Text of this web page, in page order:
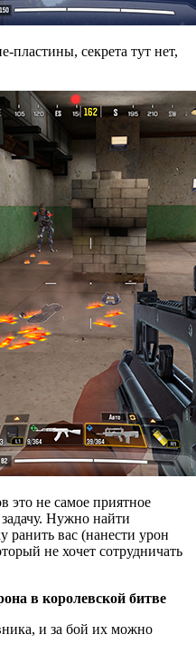
пластины, секрета тут нет,
это не самое приятное
Нужно найти
ранить вас (нанести урон
не хочет сотрудничать
в королевской битве
и за бой их можно